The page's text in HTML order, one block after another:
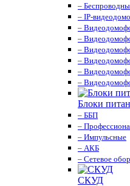
–
– IP-
–
–
–
–
–
–
Блоки
– ББП
–
– Импульсные
– АКБ
– Сетевое
СКУД